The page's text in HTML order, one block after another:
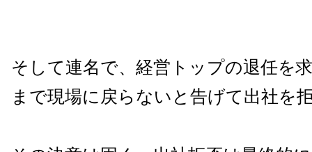
そして連名で、経営トップの退任を
まで現場に戻らないと告げて出社を